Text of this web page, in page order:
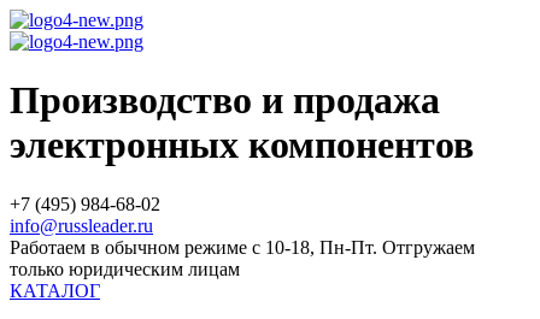
Производство и продажа
электронных компонентов
+7 (495) 984-68-02
info@russleader.ru
Работаем в обычном режиме с 10-18, Пн-Пт. Отгружаем
только юридическим лицам
КАТАЛОГ